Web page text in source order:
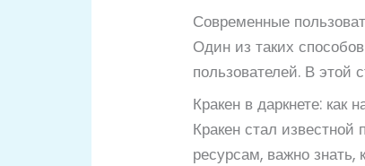
Современные
Один из таких
пользователей. В этой
Кракен в даркнете: как
Кракен стал
ресурсам, важно